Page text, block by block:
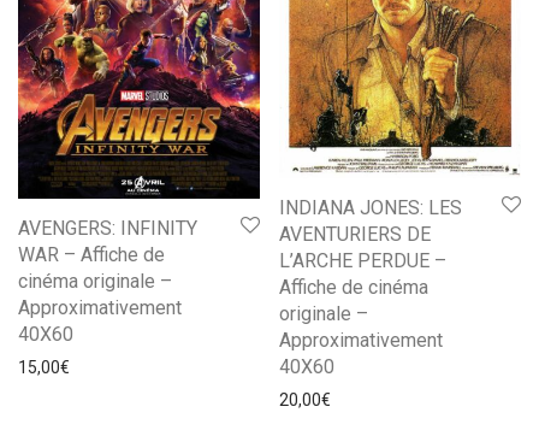
AVENGERS: INFINITY
WAR – Affiche de
cinéma originale –
Approximativement
40X60
15,00€
INDIANA JONES: LES
AVENTURIERS DE
L’ARCHE PERDUE –
Affiche de cinéma
originale –
Approximativement
40X60
20,00€